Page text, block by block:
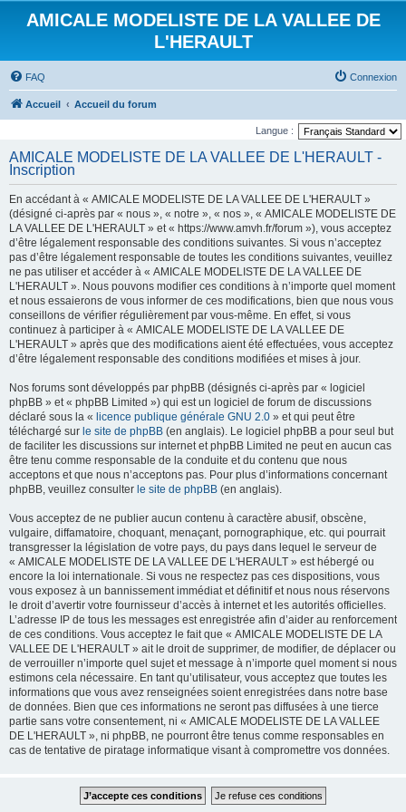
AMICALE MODELISTE DE LA VALLEE DE
L'HERAULT
FAQ Connexion
Accueil Accueil du forum
Langue :
AMICALE MODELISTE DE LA VALLEE DE L'HERAULT -
Inscription
En accédant à « AMICALE MODELISTE DE LA VALLEE DE L'HERAULT »
(désigné ci-après par « nous », « notre », « nos », « AMICALE MODELISTE DE
LA VALLEE DE L'HERAULT » et « https://www.amvh.fr/forum »), vous acceptez
d’être légalement responsable des conditions suivantes. Si vous n’acceptez
pas d’être légalement responsable de toutes les conditions suivantes, veuillez
ne pas utiliser et accéder à « AMICALE MODELISTE DE LA VALLEE DE
L'HERAULT ». Nous pouvons modifier ces conditions à n’importe quel moment
et nous essaierons de vous informer de ces modifications, bien que nous vous
conseillons de vérifier régulièrement par vous-même. En effet, si vous
continuez à participer à « AMICALE MODELISTE DE LA VALLEE DE
L'HERAULT » après que des modifications aient été effectuées, vous acceptez
d’être légalement responsable des conditions modifiées et mises à jour.
Nos forums sont développés par phpBB (désignés ci-après par « logiciel
phpBB » et « phpBB Limited ») qui est un logiciel de forum de discussions
déclaré sous la « licence publique générale GNU 2.0 » et qui peut être
téléchargé sur le site de phpBB (en anglais). Le logiciel phpBB a pour seul but
de faciliter les discussions sur internet et phpBB Limited ne peut en aucun cas
être tenu comme responsable de la conduite et du contenu que nous
acceptons et que nous n’acceptons pas. Pour plus d’informations concernant
phpBB, veuillez consulter le site de phpBB (en anglais).
Vous acceptez de ne publier aucun contenu à caractère abusif, obscène,
vulgaire, diffamatoire, choquant, menaçant, pornographique, etc. qui pourrait
transgresser la législation de votre pays, du pays dans lequel le serveur de
« AMICALE MODELISTE DE LA VALLEE DE L'HERAULT » est hébergé ou
encore la loi internationale. Si vous ne respectez pas ces dispositions, vous
vous exposez à un bannissement immédiat et définitif et nous nous réservons
le droit d’avertir votre fournisseur d’accès à internet et les autorités officielles.
L’adresse IP de tous les messages est enregistrée afin d’aider au renforcement
de ces conditions. Vous acceptez le fait que « AMICALE MODELISTE DE LA
VALLEE DE L'HERAULT » ait le droit de supprimer, de modifier, de déplacer ou
de verrouiller n’importe quel sujet et message à n’importe quel moment si nous
estimons cela nécessaire. En tant qu’utilisateur, vous acceptez que toutes les
informations que vous avez renseignées soient enregistrées dans notre base
de données. Bien que ces informations ne seront pas diffusées à une tierce
partie sans votre consentement, ni « AMICALE MODELISTE DE LA VALLEE
DE L'HERAULT », ni phpBB, ne pourront être tenus comme responsables en
cas de tentative de piratage informatique visant à compromettre vos données.